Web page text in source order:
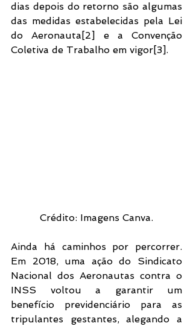
dias depois do retorno são algumas
das medidas estabelecidas pela Lei
do Aeronauta[2] e a Convenção
Coletiva de Trabalho em vigor[3].
Crédito: Imagens Canva.
Ainda há caminhos por percorrer.
Em 2018, uma ação do Sindicato
Nacional dos Aeronautas contra o
INSS voltou a garantir um
benefício previdenciário para as
tripulantes gestantes, alegando a